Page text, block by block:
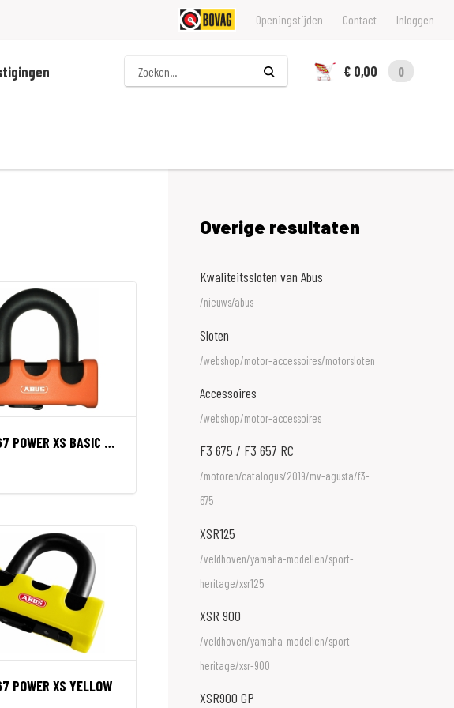
Openingstijden Contact Inloggen
Zoeken
€ 0,00
0
GRANIT 67 POWER XS BASIC ORANGE
POWER XS YELLOW
Overige resultaten
Kwaliteitssloten van Abus
/nieuws/abus
Sloten
/webshop/motor-accessoires/motorsloten
Accessoires
/webshop/motor-accessoires
F3 675 / F3 657 RC
/motoren/catalogus/2019/mv-agusta/f3-
675
XSR125
/veldhoven/yamaha-modellen/sport-
heritage/xsr125
XSR 900
/veldhoven/yamaha-modellen/sport-
heritage/xsr-900
XSR900 GP